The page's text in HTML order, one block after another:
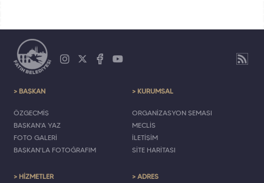
> BAŞKAN
ÖZGEÇMİŞ
BAŞKAN'A YAZ
FOTO GALERİ
BAŞKAN'LA FOTOĞRAFIM
> KURUMSAL
ORGANİZASYON ŞEMASI
MECLİS
İLETİŞİM
SİTE HARİTASI
> HİZMETLER > ADRES